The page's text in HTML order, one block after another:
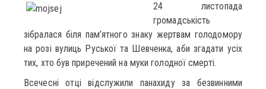
24 листопада
громадськість
зібралася біля пам’ятного знаку жертвам голодомору
на розі вулиць Руської та Шевченка, аби згадати усіх
тих, хто був приречений на муки голодної смерті.
Всечесні отці відслужили панахиду за безвинними